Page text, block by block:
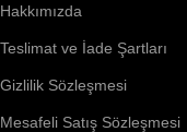
Hakkımızda
Teslimat ve İade Şartları
Gizlilik Sözleşmesi
Mesafeli Satış Sözleşmesi